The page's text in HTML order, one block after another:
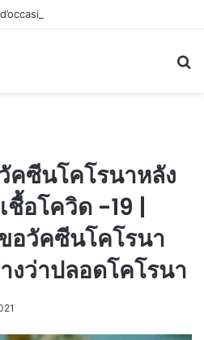
en plein essor
คซีนโคโรนาหลัง
ชื้อโควิด -19 |
อวัคซีนโคโรนา
งว่าปลอดโคโรนา